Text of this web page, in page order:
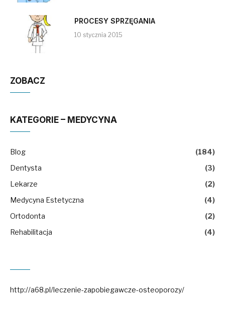
PROCESY SPRZĘGANIA
10 stycznia 2015
ZOBACZ
KATEGORIE – MEDYCYNA
Blog
(184)
Dentysta
(3)
Lekarze
(2)
Medycyna Estetyczna
(4)
Ortodonta
(2)
Rehabilitacja
(4)
http://a68.pl/leczenie-zapobiegawcze-osteoporozy/